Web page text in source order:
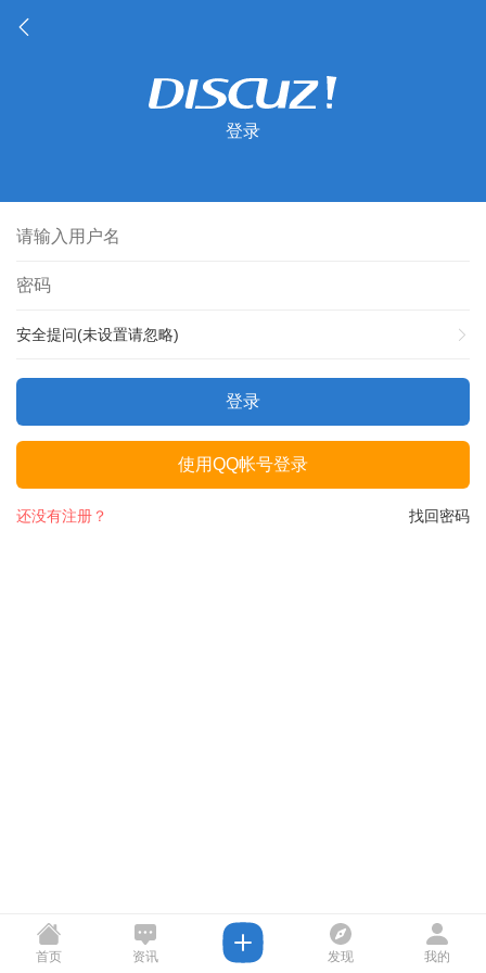
登录
安全提问(未设置请忽略)
登录
使用QQ帐号登录
找回密码
还没有注册？
首页 资讯 发现 我的